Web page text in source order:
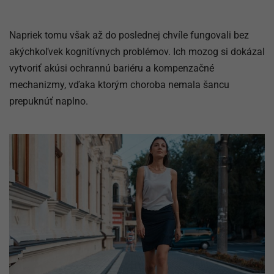
Napriek tomu však až do poslednej chvíle fungovali bez
akýchkoľvek kognitívnych problémov. Ich mozog si dokázal
vytvoriť akúsi ochrannú bariéru a kompenzačné
mechanizmy, vďaka ktorým choroba nemala šancu
prepuknúť naplno.